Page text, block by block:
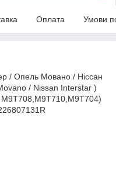
Оплата Умови
/ Опель Мовано / Ніссан
/ Nissan Interstar )